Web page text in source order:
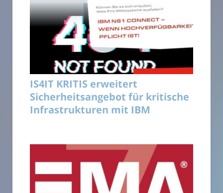
IS4IT KRITIS erweitert
Sicherheitsangebot für kritische
Infrastrukturen mit IBM